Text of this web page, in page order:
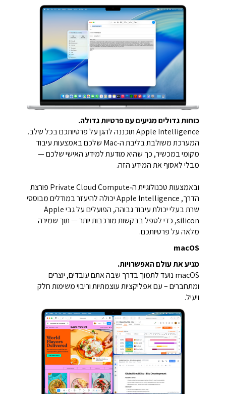
כוחות גדולים מגיעים עם פרטיות גדולה.
Apple Intelligence תוכננה להגן על פרטיותכם בכל שלב.
המערכת משולבת בליבת ה‑Mac שלכם באמצעות עיבוד
מקומי במכשיר, כך שהיא מודעת למידע האישי שלכם —
מבלי לאסוף את המידע הזה.
ובאמצעות טכנולוגיית ה‑Private Cloud Compute פורצת
הדרך, Apple Intelligence יכולה להיעזר במודלים מבוססי
שרת בעלי יכולת עיבוד גבוהה, הפועלים על גבי Apple
silicon, כדי לטפל בבקשות מורכבות יותר — תוך שמירה
מלאה על פרטיותכם.
macOS
מניע את עולם האפשרויות.
macOS נועד לתמוך בדרך שבה אתם עובדים, יוצרים
ומתחברים – עם אפליקציות עוצמתיות וריבוי משימות חלק
ויעיל.